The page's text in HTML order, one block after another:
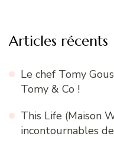
Articles récents
Le chef Tomy
Tomy & Co !
This Life (Maison
incontournables